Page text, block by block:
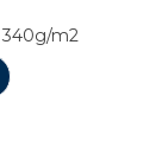
340g/m2